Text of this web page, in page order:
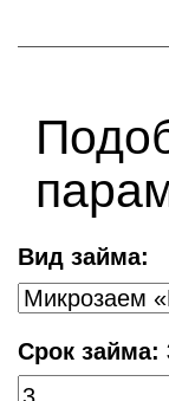
Вид займа:
Срок займа: